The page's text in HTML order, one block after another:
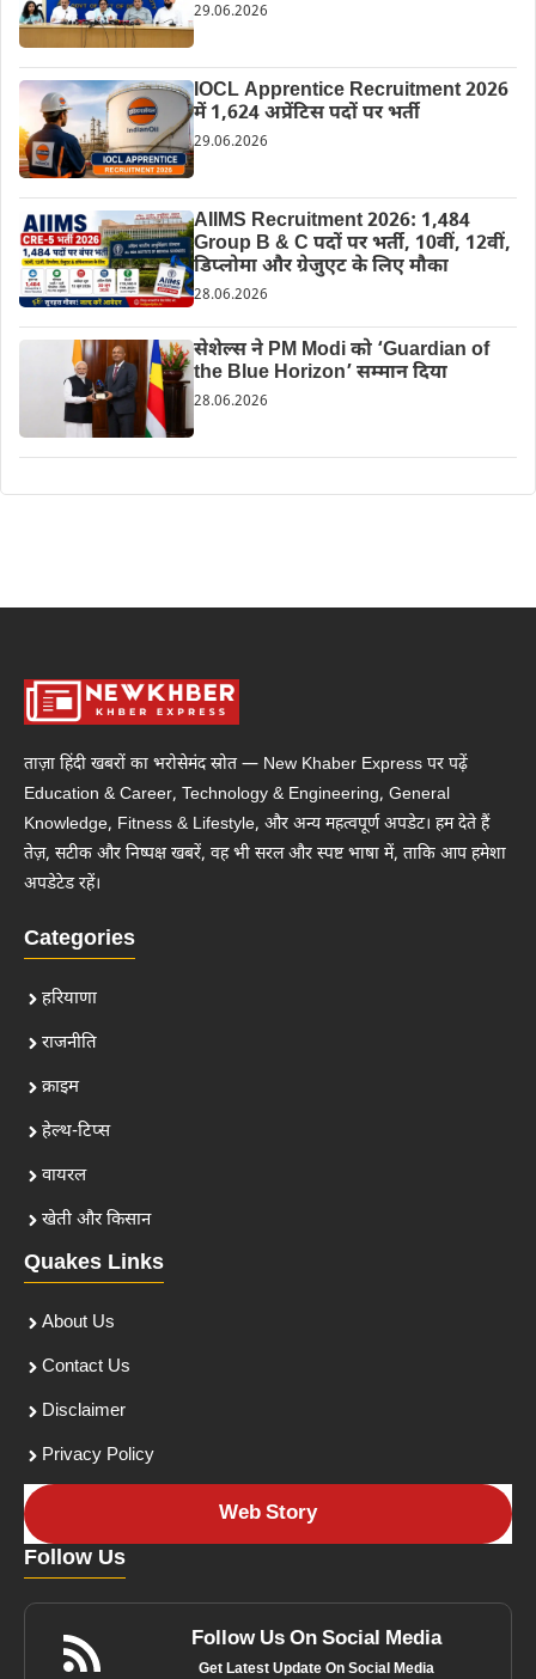
29.06.2026
IOCL Apprentice Recruitment 2026
में 1,624 अप्रेंटिस पदों पर भर्ती
29.06.2026
AIIMS Recruitment 2026: 1,484
Group B & C पदों पर भर्ती, 10वीं, 12वीं,
डिप्लोमा और ग्रेजुएट के लिए मौका
28.06.2026
सेशेल्स ने PM Modi को ‘Guardian of
the Blue Horizon’ सम्मान दिया
28.06.2026
ताज़ा हिंदी खबरों का भरोसेमंद स्रोत — New Khaber Express पर पढ़ें
Education & Career, Technology & Engineering, General
Knowledge, Fitness & Lifestyle, और अन्य महत्वपूर्ण अपडेट। हम देते हैं
तेज़, सटीक और निष्पक्ष खबरें, वह भी सरल और स्पष्ट भाषा में, ताकि आप हमेशा
अपडेटेड रहें।
Categories
हरियाणा
राजनीति
क्राइम
हेल्थ-टिप्स
वायरल
खेती और किसान
Quakes Links
About Us
Contact Us
Disclaimer
Privacy Policy
Web Story
Follow Us
Follow Us On Social Media
Get Latest Update On Social Media